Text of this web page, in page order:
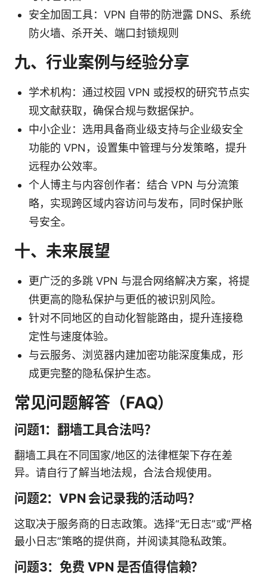
安全加固工具：VPN 自带的防泄露 DNS、系统
防火墙、杀开关、端口封锁规则
九、行业案例与经验分享
学术机构：通过校园 VPN 或授权的研究节点实
现文献获取，确保合规与数据保护。
中小企业：选用具备商业级支持与企业级安全
功能的 VPN，设置集中管理与分发策略，提升
远程办公效率。
个人博主与内容创作者：结合 VPN 与分流策
略，实现跨区域内容访问与发布，同时保护账
号安全。
十、未来展望
更广泛的多跳 VPN 与混合网络解决方案，将提
供更高的隐私保护与更低的被识别风险。
针对不同地区的自动化智能路由，提升连接稳
定性与速度体验。
与云服务、浏览器内建加密功能深度集成，形
成更完整的隐私保护生态。
常见问题解答（FAQ）
问题1：翻墙工具合法吗？
翻墙工具在不同国家/地区的法律框架下存在差
异。请自行了解当地法规，合法合规使用。
问题2：VPN 会记录我的活动吗？
这取决于服务商的日志政策。选择“无日志”或“严格
最小日志”策略的提供商，并阅读其隐私政策。
问题3：免费 VPN 是否值得信赖？